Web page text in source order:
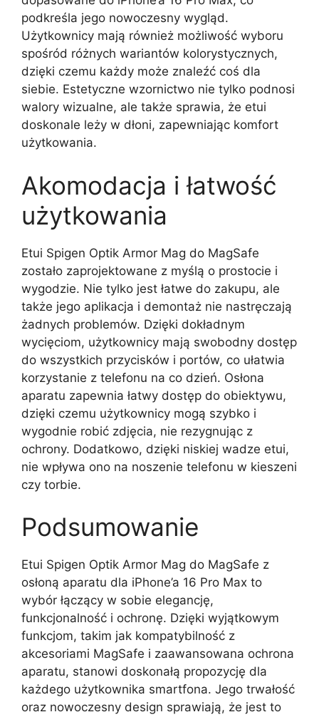
podkreśla jego nowoczesny wygląd.
Użytkownicy mają również możliwość wyboru
spośród różnych wariantów kolorystycznych,
dzięki czemu każdy może znaleźć coś dla
siebie. Estetyczne wzornictwo nie tylko podnosi
walory wizualne, ale także sprawia, że etui
doskonale leży w dłoni, zapewniając komfort
użytkowania.
Akomodacja i łatwość
użytkowania
Etui Spigen Optik Armor Mag do MagSafe
zostało zaprojektowane z myślą o prostocie i
wygodzie. Nie tylko jest łatwe do zakupu, ale
także jego aplikacja i demontaż nie nastręczają
żadnych problemów. Dzięki dokładnym
wycięciom, użytkownicy mają swobodny dostęp
do wszystkich przycisków i portów, co ułatwia
korzystanie z telefonu na co dzień. Osłona
aparatu zapewnia łatwy dostęp do obiektywu,
dzięki czemu użytkownicy mogą szybko i
wygodnie robić zdjęcia, nie rezygnując z
ochrony. Dodatkowo, dzięki niskiej wadze etui,
nie wpływa ono na noszenie telefonu w kieszeni
czy torbie.
Podsumowanie
Etui Spigen Optik Armor Mag do MagSafe z
osłoną aparatu dla iPhone’a 16 Pro Max to
wybór łączący w sobie elegancję,
funkcjonalność i ochronę. Dzięki wyjątkowym
funkcjom, takim jak kompatybilność z
akcesoriami MagSafe i zaawansowana ochrona
aparatu, stanowi doskonałą propozycję dla
każdego użytkownika smartfona. Jego trwałość
oraz nowoczesny design sprawiają, że jest to